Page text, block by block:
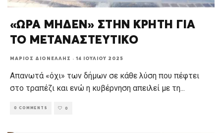
«ΩΡΑ ΜΗΔΕΝ» ΣΤΗΝ ΚΡΗΤΗ ΓΙΑ
ΤΟ ΜΕΤΑΝΑΣΤΕΥΤΙΚΟ
ΜΆΡΙΟΣ ΔΙΟΝΈΛΛΗΣ · 14 ΙΟΥΛΊΟΥ 2025
Απανωτά «όχι» των δήμων σε κάθε λύση που πέφτει
στο τραπέζι και ενώ η κυβέρνηση απειλεί με τη...
0 COMMENTS 0